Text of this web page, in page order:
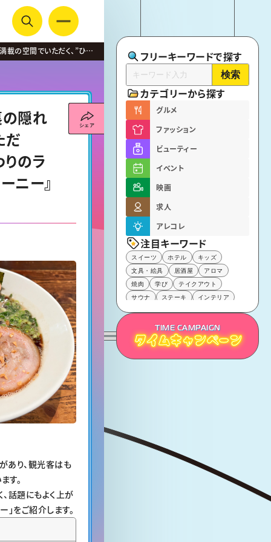
フリーキーワードで探す
検索
カテゴリーから探す
グルメ
ファッション
ビューティー
イベント
映画
求人
アレコレ
注目キーワード
スイーツ ホテル
キッズ
文具・絵具
居酒屋
アロマ
焼肉
学び
テイクアウト
サウナ
ステーキ
インテリア
さく飲み
カレー 肉
TIME CAMPAIGN
タイムキャンペーン
タイムキャンペーン
タイムキャンペーン
載の空間でいただく、”ひと
ズジャーニー』
の隠れ
だ
りのラ
ニー』
あり、観光客はも
す。
話題にもよく上が
」をご紹介します。